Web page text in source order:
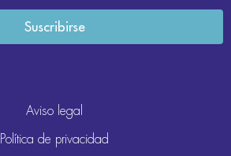
Aviso legal
Política de privacidad